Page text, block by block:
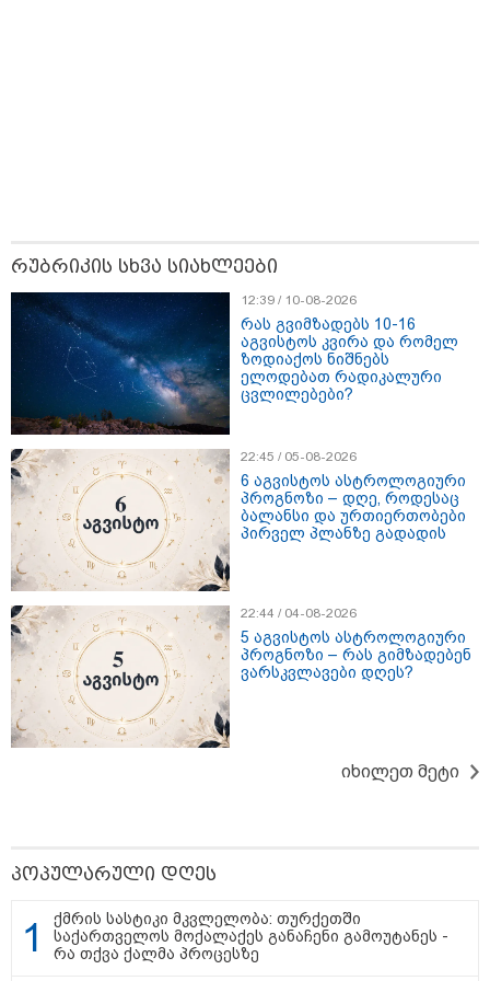
ამბობს აფხაზეთის ომის ვეტერანი
მალხაზ თოფურია გიორგი
ბარამიძეზე?
"ესეც შეპირებული დრონის
კადრები" - რა კადრებს აქვეყნებს
კობა ახალაძე მლეთიდან, სადაც
12 წლის წინ გურამ დადიანიძე
გაუჩინარდა?
"გაცნობებთ, რომ მე და ადვოკატი
მარიამ დურგლიშვილი ამიერიდან
აღარ გავაგრძელებთ გიორგი
ჭიღლაძის ინტერესების დაცვას" -
ადვოკატი ლაშა კაპანაძე
განცხადებას ავრცელებს
მსოფლიო
რუბრიკის სხვა სიახლეები
12:39 / 10-08-2026
რას გვიმზადებს 10-16
აგვისტოს კვირა და რომელ
ზოდიაქოს ნიშნებს
ელოდებათ რადიკალური
ცვლილებები?
22:45 / 05-08-2026
6 აგვისტოს ასტროლოგიური
პროგნოზი – დღე, როდესაც
ბალანსი და ურთიერთობები
პირველ პლანზე გადადის
22:44 / 04-08-2026
5 აგვისტოს ასტროლოგიური
პროგნოზი – რას გიმზადებენ
ვარსკვლავები დღეს?
იხილეთ მეტი
პოპულარული დღეს
ქმრის სასტიკი მკვლელობა: თურქეთში
საქართველოს მოქალაქეს განაჩენი გამოუტანეს -
რა თქვა ქალმა პროცესზე